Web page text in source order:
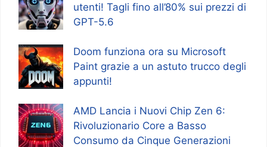
utenti! Tagli fino all’80% sui prezzi di
GPT-5.6
Doom funziona ora su Microsoft
Paint grazie a un astuto trucco degli
appunti!
AMD Lancia i Nuovi Chip Zen 6:
Rivoluzionario Core a Basso
Consumo da Cinque Generazioni